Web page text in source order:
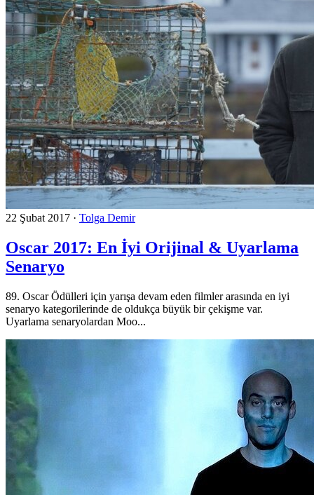
22 Şubat 2017 · Tolga Demir
Oscar 2017: En İyi Orijinal & Uyarlama
Senaryo
89. Oscar Ödülleri için yarışa devam eden filmler arasında en iyi
senaryo kategorilerinde de oldukça büyük bir çekişme var.
Uyarlama senaryolardan Moo...